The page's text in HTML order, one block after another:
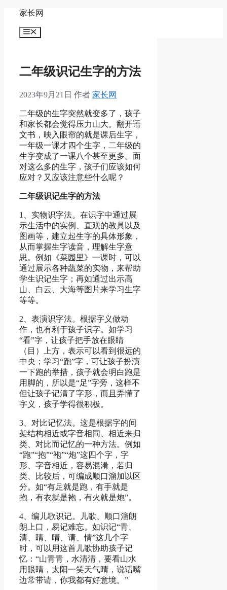
家长网
菜
二年级识记生字的方法
2023年9月21日 作者 家长网
二年级的生字突然就变多了，孩子
和家长都会觉得压力山大。翻开语
文书，映入眼帘的就是课后生字，
一年级一课才四个生字，二年级的
生字变成了一课八个甚至更多。面
对这么多的生字，孩子们应该如何
应对？又应该注意些什么呢？
二年级识记生字的方法
1、实物识字法。在识字中通过展
示生活中的实例、直观的教具以及
图画等，建立起生字的具体形象，
从而掌握生字读音，理解生字意
思。例如《菜园里》一课时，可以
通过展示各种蔬菜的实物，来帮助
学生识记生字；再如通过出示高
山、白云、大海等图片来学习生字
等等。
2、表演识字法。根据字义做动
作，也有利于孩子识字。如学习
“看”字，让孩子把手放在眼睛
（目）上方，表示可以看到很远的
中央；学习“跑”字，可让孩子扮演
一下跑的举措，孩子就会明白跑是
用脚的，所以是“足”字旁，这样不
但让孩子记清了字形，而且弄懂了
字义，孩子学得很积极。
3、对比记忆法。这是根据字的间
架结构相近或字音相同、相近来归
类、对比而记忆的一种方法。例如
“跑”“抱”“袍”“炮”这四个字，字
形、字音相近，容易混淆，若归
类、比较后，可编成顺口溜加以区
分。如“有足就是跑，有手就是
抱，有衣就是袍，有火就是炮”。
4、编儿歌识记。儿歌、顺口溜朗
朗上口，易记难忘。如识记“青、
清、睛、晴、请、情”这几个字
时，可以用这首儿歌协助孩子记
忆：“山青青，水清清，要看山水
用眼睛，太阳一笑天气晴，说话嘴
边常带请，你我都有好意境。”